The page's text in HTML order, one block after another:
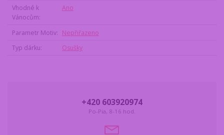
Vhodné k
Vánocům
Ano
Parametr Motiv
Nepřiřazeno
Typ dárku
Osušky
+420 603920974
Po-Pia, 8-16 hod.